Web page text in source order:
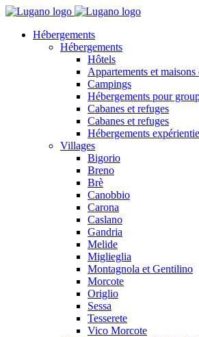
Hébergements
Hébergements
Hôtels
Appartements et maisons
Campings
Hébergements pour
Cabanes et refuges
Cabanes et refuges
Hébergements
Villages
Bigorio
Breno
Brè
Canobbio
Carona
Caslano
Gandria
Melide
Miglieglia
Montagnola et Gentilino
Morcote
Origlio
Sessa
Tesserete
Vico Morcote